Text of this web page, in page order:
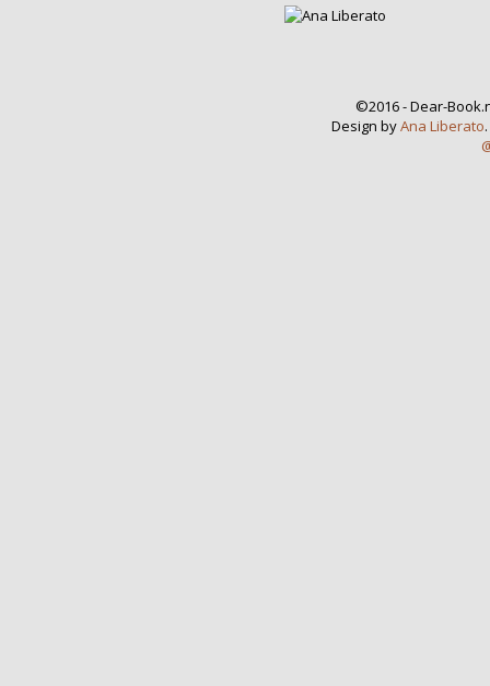
©2016 - Dear-
Design byAna Liberato